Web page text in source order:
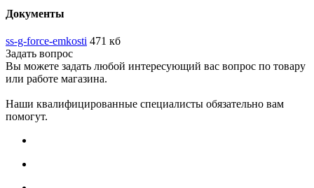
Документы
ss-g-force-emkosti 471 кб
Задать вопрос
Вы можете задать любой интересующий вас вопрос по товару
или работе магазина.
Наши квалифицированные специалисты обязательно вам
помогут.